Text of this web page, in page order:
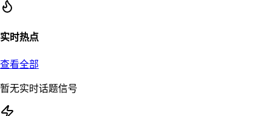
实时热点
查看全部
暂无实时话题信号